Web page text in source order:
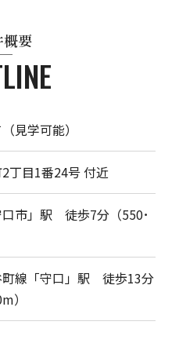
概要
見学可能）
丁目1番24号 付近
市」駅 徒歩7分（550･
町線「守口」駅 徒歩13分
）